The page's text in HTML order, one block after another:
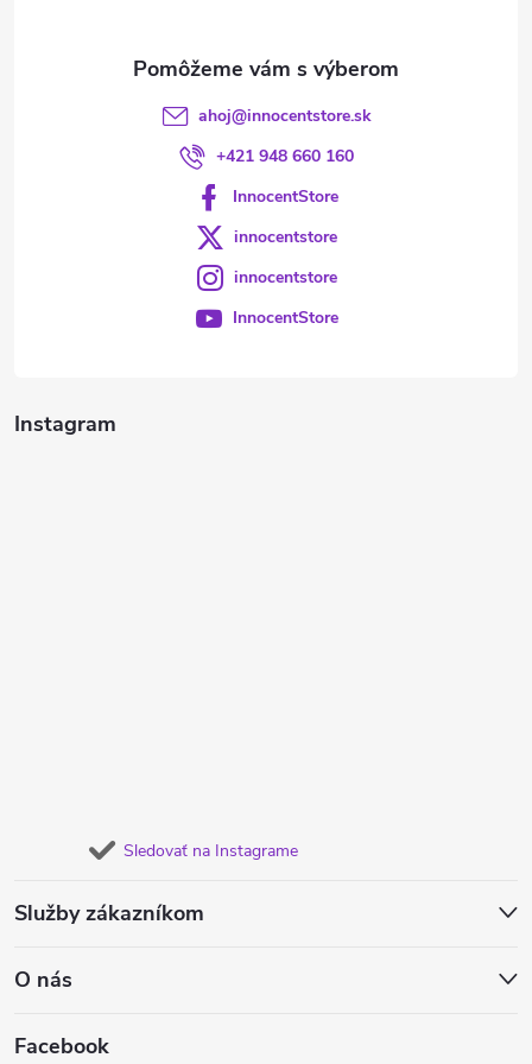
Instagram
Sledovať na Instagrame
Služby zákazníkom
O nás
Facebook
ahoj@innocentstore.sk
+421 948 660 160
InnocentStore
innocentstore
innocentstore
InnocentStore